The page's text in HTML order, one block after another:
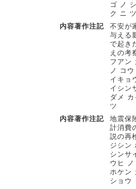
ゴ ノ
ク ニ
内容著作注記
不安が
与える
で起き
えの考
フアン
ノ コ
イキョ
イシン
ダメ
ツ
内容著作注記
地震保
計消費
説の再
ジシン
シンサ
ウヒ
ホケン
ショウ